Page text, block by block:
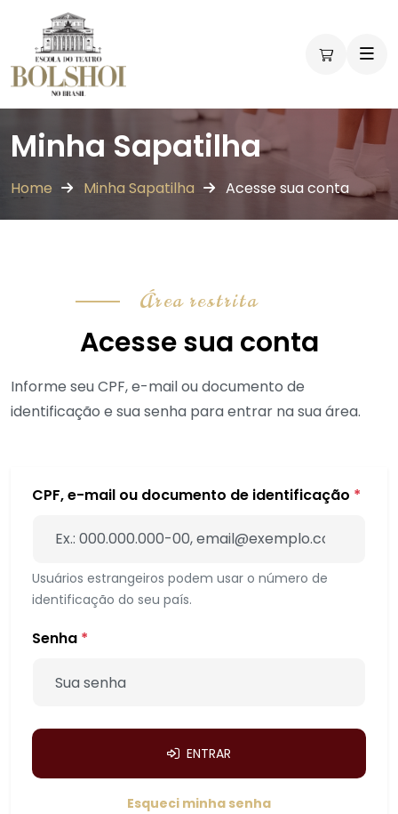
Minha Sapatilha
Home Minha Sapatilha Acesse sua conta
Área restrita
Acesse sua conta
Informe seu CPF, e-mail ou documento de
identificação e sua senha para entrar na sua área.
CPF, e-mail ou documento de identificação *
Usuários estrangeiros podem usar o número de
identificação do seu país.
Senha *
ENTRAR
Esqueci minha senha